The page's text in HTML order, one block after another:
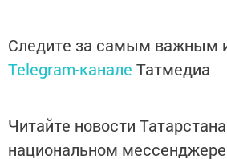
Следите за самым важным
Telegram-канале Татмедиа
Читайте новости
национальном